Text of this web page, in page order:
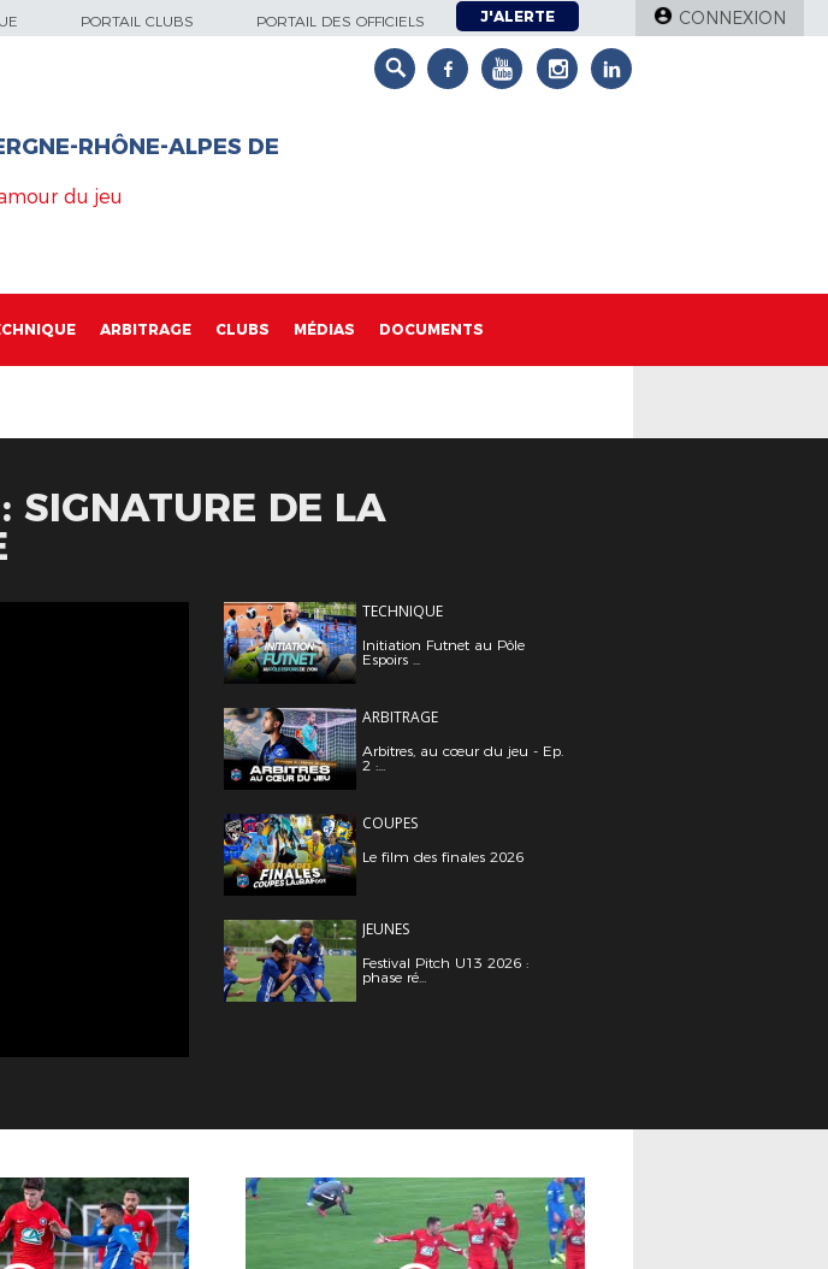
PORTAIL CLUBS PORTAIL DES OFFICIELS J'ALERTE CONNEXION
RHÔNE-ALPES DE
du jeu
ARBITRAGE CLUBS MÉDIAS DOCUMENTS
SIGNATURE DE LA
TECHNIQUE
Initiation Futnet au Pôle
Espoirs ...
ARBITRAGE
Arbitres, au cœur du jeu - Ep.
2 :...
COUPES
Le film des finales 2026
JEUNES
Festival Pitch U13 2026 :
phase ré...